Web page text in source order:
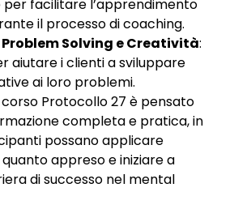
facilitare l’apprendimento
il processo di coaching.
Solving e Creatività:
aiutare i clienti a sviluppare
ai loro problemi.
Protocollo 27 è pensato
completa e pratica, in
possano applicare
appreso e iniziare a
di successo nel mental